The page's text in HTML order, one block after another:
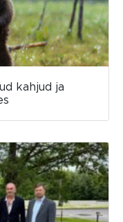
kahjud ja